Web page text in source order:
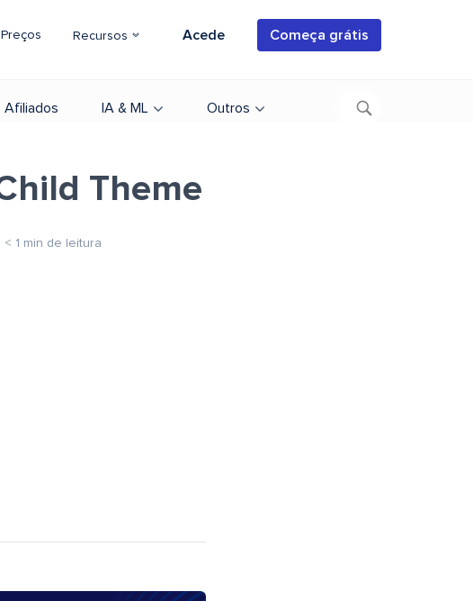
Preços Recursos Acede Começa grátis
Afiliados IA & ML Outros
Theme
< 1 min de leitura